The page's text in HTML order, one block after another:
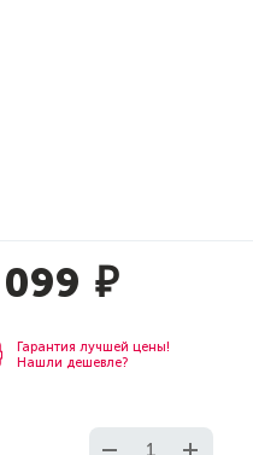
₽
Гарантия лучшей цены!
Нашли дешевле?